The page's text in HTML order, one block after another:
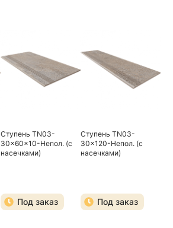
Ступень TN03-
30x60x10-Непол. (с
насечками)
Под заказ
Ступень TN03-
30x120-Непол. (с
насечками)
Под заказ